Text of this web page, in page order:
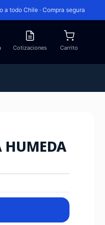
a todo Chile · Compra segura
Cotizaciones Carrito
HUMEDA